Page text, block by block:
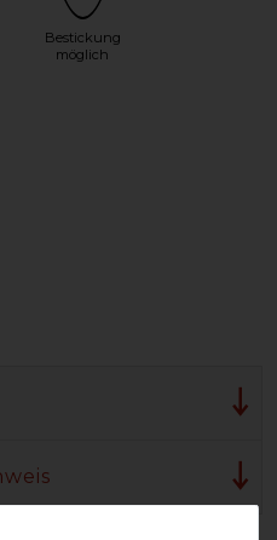
Bestickung
möglich